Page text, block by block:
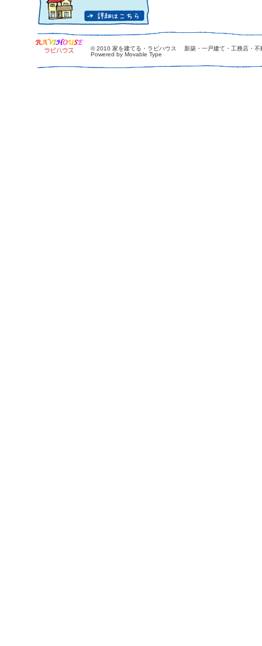
© 2010 家を建てる・ラビハウス 新築・一戸建て・工務店・不
Powered by Movable Type